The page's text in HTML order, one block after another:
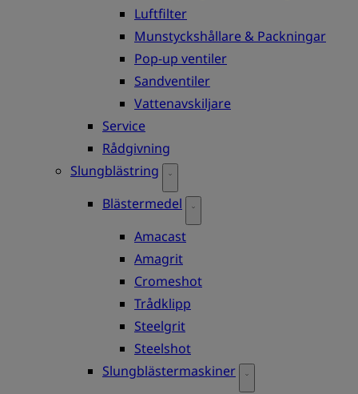
Luftfilter
Munstyckshållare & Packningar
Pop-up ventiler
Sandventiler
Vattenavskiljare
Service
Rådgivning
Slungblästring
Blästermedel
Amacast
Amagrit
Cromeshot
Trådklipp
Steelgrit
Steelshot
Slungblästermaskiner